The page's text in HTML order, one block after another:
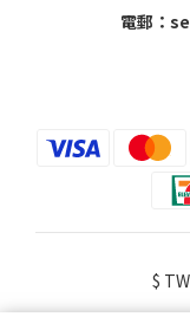
電郵：
$